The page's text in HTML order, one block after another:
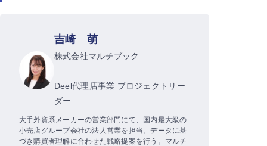
吉崎 萌
株式会社マルチブック
Deel代理店事業 プロジェクトリー
ダー
大手外資系メーカーの営業部門にて、国内最大級の
小売店グループ会社の法人営業を担当。データに基
づき購買者理解に合わせた戦略提案を行う。マルチ